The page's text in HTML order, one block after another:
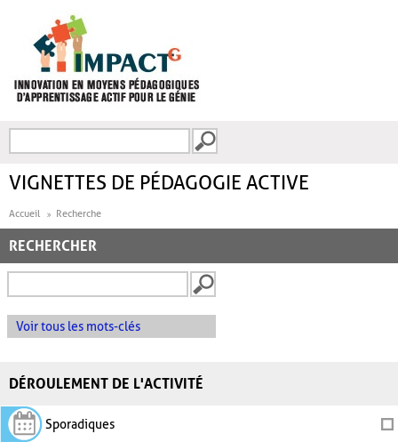
FORMULAIRE DE
VIGNETTES DE PÉDAGOGIE ACTIVE
Accueil Recherche
RECHERCHER
Voir tous les mots-clés
DÉROULEMENT DE L'ACTIVITÉ
Sporadiques